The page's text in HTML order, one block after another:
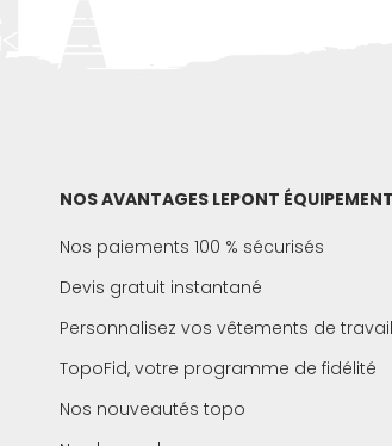
NOS AVANTAGES LEPONT
Nos paiements 100 % sécurisés
Devis gratuit instantané
Personnalisez vos vêtements de travail
TopoFid, votre programme de fidélité
Nos nouveautés topo